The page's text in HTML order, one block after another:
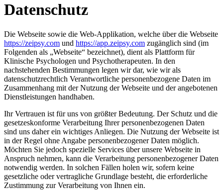
Datenschutz
Die Webseite sowie die Web-Applikation, welche über die Webseite
https://zeipsy.com und https://app.zeipsy.com zugänglich sind (im
Folgenden als „Webseite“ bezeichnet), dient als Plattform für
Klinische Psychologen und Psychotherapeuten. In den
nachstehenden Bestimmungen legen wir dar, wie wir als
datenschutzrechtlich Verantwortliche personenbezogene Daten im
Zusammenhang mit der Nutzung der Webseite und der angebotenen
Dienstleistungen handhaben.
Ihr Vertrauen ist für uns von größter Bedeutung. Der Schutz und die
gesetzeskonforme Verarbeitung Ihrer personenbezogenen Daten
sind uns daher ein wichtiges Anliegen. Die Nutzung der Webseite ist
in der Regel ohne Angabe personenbezogener Daten möglich.
Möchten Sie jedoch spezielle Services über unsere Webseite in
Anspruch nehmen, kann die Verarbeitung personenbezogener Daten
notwendig werden. In solchen Fällen holen wir, sofern keine
gesetzliche oder vertragliche Grundlage besteht, die erforderliche
Zustimmung zur Verarbeitung von Ihnen ein.